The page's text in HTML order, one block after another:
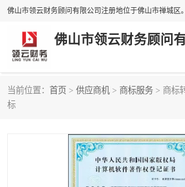
佛山市领云财务顾问
当前位置： 首页 > 供应商机 > 商标服务 > 商标
标
税务筹
进出口